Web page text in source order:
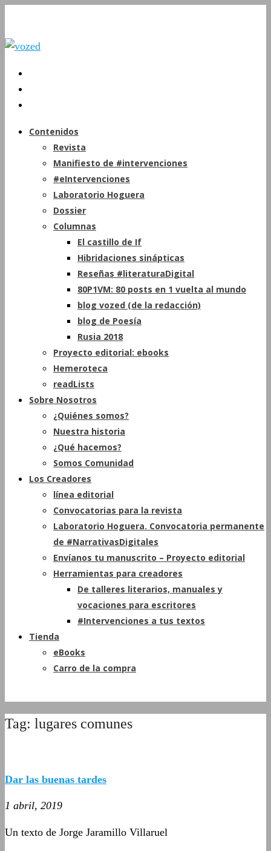
Contenidos
Revista
Manifiesto de #intervenciones
#eIntervenciones
Laboratorio Hoguera
Dossier
Columnas
El castillo de If
Hibridaciones sinápticas
Reseñas #literaturaDigital
80P1VM: 80 posts en 1 vuelta al mundo
blog vozed (de la redacción)
blog de Poesía
Rusia 2018
Proyecto editorial: ebooks
Hemeroteca
readLists
Sobre Nosotros
¿Quiénes somos?
Nuestra historia
¿Qué hacemos?
Somos Comunidad
Los Creadores
línea editorial
Convocatorias para la revista
Laboratorio Hoguera. Convocatoria permanente
de #NarrativasDigitales
Envíanos tu manuscrito – Proyecto editorial
Herramientas para creadores
De talleres literarios, manuales y
vocaciones para escritores
#Intervenciones a tus textos
Tienda
eBooks
Carro de la compra
Tag: lugares comunes
Dar las buenas tardes
1 abril, 2019
Un texto de Jorge Jaramillo Villaruel